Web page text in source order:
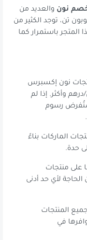
نونوالعديد من
تن، توجد الكثير من
باستمرار كما
نون إكسبرس
بقيمة 100 ريال/درهم وأكثر. إذا لم
ستُفرض رسوم
الماركات بناءً
حدة.
على منتجات
لأي حد أدنى
المنتجات
في